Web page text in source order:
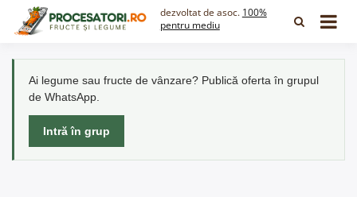
dezvoltat de asoc. 100%
pentru mediu
Ai legume sau fructe de vânzare? Publică oferta în grupul
de WhatsApp.
Intră în grup